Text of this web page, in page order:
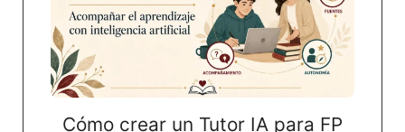
Cómo crear un Tutor IA para FP